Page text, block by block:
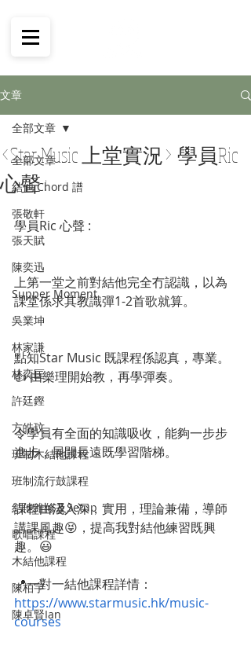
文章
全部文章
結他 Chord 譜
張敬軒
張天賦
陳奕迅
Supper Moment
吳業坤
林家謙
林奕匡
許廷鏗
方皓玟
班制木結他課程
班制流行鼓課程
結他維修及Setup
歌唱課程
木結他課程
陳柏宇
陳卓賢Ian
全部文章
<Star Music 上堂實況> 學員Ric
心聲 :
學員Ric 心聲 :
上第一堂之前對結他完全冇認識，以為
課堂係求其教識彈1-2首歌就算。
點知Star Music 既課程係認真，專業。
👍 由樂理開始教，再學彈奏。
令學員有全面的知識吸收，能夠一步步
進步，展開長遠既學習階梯。
課程由淺入深，實用，理論兼備，導師
講課風趣😝，提高我對結他練習既興
趣。😃
📍一對一結他課程詳情：
https://www.starmusic.hk/music-
courses